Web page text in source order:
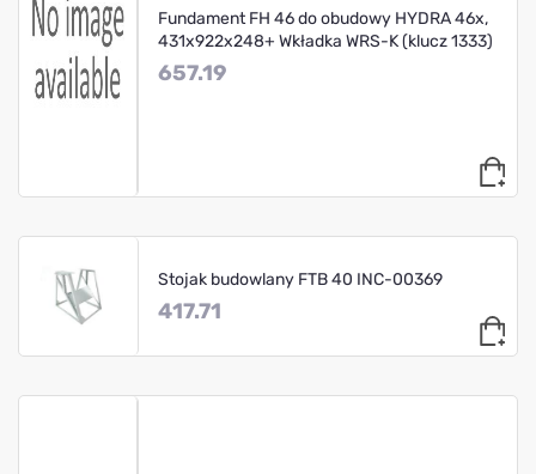
Fundament FH 46 do obudowy HYDRA 46x,
431x922x248+ Wkładka WRS-K (klucz 1333)
657.19
Stojak budowlany FTB 40 INC-00369
417.71